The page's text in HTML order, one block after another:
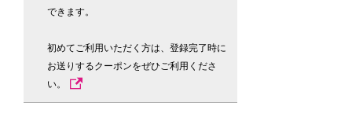
できます。
初めてご利用いただく方は、登録完了時に
お送りするクーポンをぜひご利用くださ
い。